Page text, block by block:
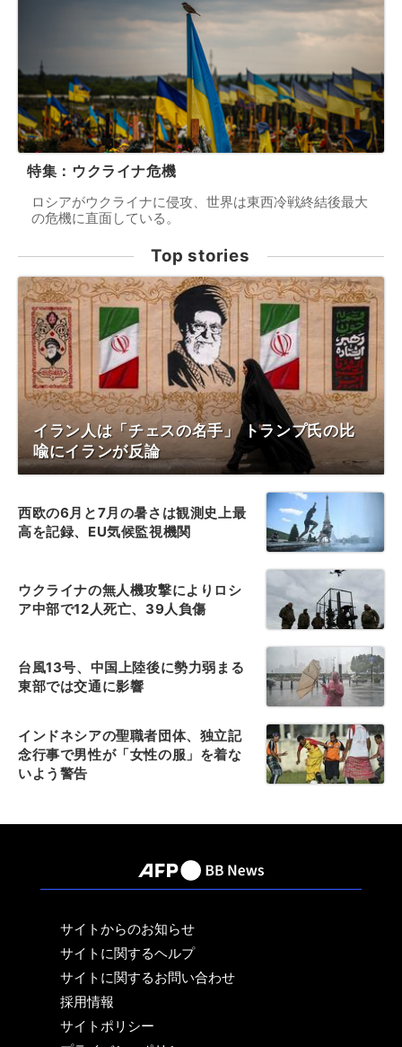
特集：ウクライナ危機
ロシアがウクライナに侵攻、世界は東西冷戦終結後最大
の危機に直面している。
Top stories
イラン人は「チェスの名手」 トランプ氏の比
喩にイランが反論
西欧の6月と7月の暑さは観測史上最
高を記録、EU気候監視機関
ウクライナの無人機攻撃によりロシ
ア中部で12人死亡、39人負傷
台風13号、中国上陸後に勢力弱まる
東部では交通に影響
インドネシアの聖職者団体、独立記
念行事で男性が「女性の服」を着な
いよう警告
サイトからのお知らせ
サイトに関するヘルプ
サイトに関するお問い合わせ
採用情報
サイトポリシー